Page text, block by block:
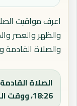
اعرف مواقيت
والظهر والعصر
والصلاة القادمة
الصلاة
18:26، ووقت الفجر اليوم 05:51.